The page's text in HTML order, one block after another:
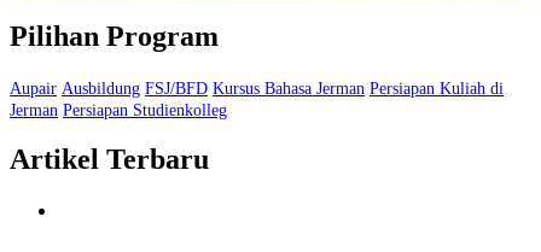
Pilihan Program
Aupair Ausbildung FSJ/BFD Kursus Bahasa Jerman Persiapan Kuliah di
Jerman Persiapan Studienkolleg
Artikel Terbaru